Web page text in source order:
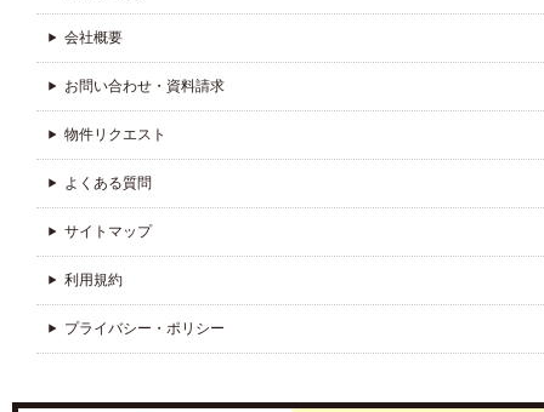
会社概要
お問い合わせ・資料請求
物件リクエスト
よくある質問
サイトマップ
利用規約
プライバシー・ポリシー